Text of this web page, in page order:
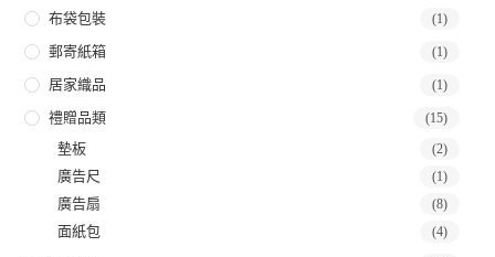
布袋包裝 (1)
郵寄紙箱 (1)
居家織品 (1)
禮贈品類 (15)
墊板 (2)
廣告尺 (1)
廣告扇 (8)
面紙包 (4)